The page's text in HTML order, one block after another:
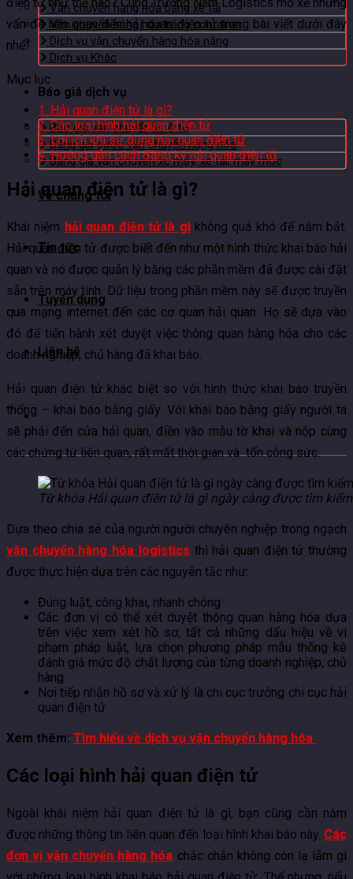
Vận chuyển hàng hóa bằng xe tải
Vận chuyển hàng hóa bằng container
Dịch vụ vận chuyển hàng hóa nặng
Dịch vụ Khác
Báo giá dịch vụ
Báo giá vận chuyển xe ô tô
Bảng giá cước vận chuyển hàng hóa
Bảng giá vận chuyển xe máy, xe tải, máy móc
Về chúng tôi
Tin tức
Tuyển dụng
Liên hệ
vấn đề liên quan đến hải quan điện tử trong bài viết dưới đây
nhé!
Mục lục
1. Hải quan điện tử là gì?
2.Các loại hình hải quan điện tử
3.Lợi ích khi sử dụng hải quan điện tử
4.Hướng dẫn cách đăng ký hải quan điện tử
Hải quan điện tử là gì?
Khái niệm hải quan điện tử là gìkhông quá khó để nắm bắt.
Hải quan điện tử được biết đến như một hình thức khai báo hải
quan và nó được quản lý bằng các phần mềm đã được cài đặt
sẵn trên máy tính. Dữ liệu trong phần mềm này sẽ được truyền
qua mạng internet đến các cơ quan hải quan. Họ sẽ dựa vào
đó để tiến hành xét duyệt việc thông quan hàng hóa cho các
doanh nghiệp, chủ hàng đã khai báo.
Hải quan điện tử khác biệt so với hình thức khai báo truyền
thống – khai báo bằng giấy. Với khai báo bằng giấy người ta
sẽ phải đến cửa hải quan, điền vào mẫu tờ khai và nộp cùng
các chứng từ liên quan, rất mất thời gian và tốn công sức.
Từ khóa Hải quan điện tử là gì ngày càng được tìm
Dựa theo chia sẻ của người người chuyên nghiệp trong ngạch
vận chuyển hàng hóa logistics thì hải quan điện tử thường
được thực hiện dựa trên các nguyên tắc như:
Đúng luật, công khai, nhanh chóng
Các đơn vị có thể xét duyệt thông quan hàng hóa dựa
trên việc xem xét hồ sơ, tất cả những dấu hiệu về vi
phạm pháp luật, lựa chọn phương pháp mẫu thống kê
đánh giá mức độ chất lượng của từng doanh nghiệp, chủ
hàng
Nơi tiếp nhận hồ sơ và xử lý là chi cục trưởng chi cục hải
quan điện tử
Xem thêm: Tìm hiểu về dịch vụ vận chuyển hàng hóa
Các loại hình hải quan điện tử
Ngoài khái niệm hải quan điện tử là gì, bạn cũng cần nắm
được những thông tin liên quan đến loại hình khai báo này. Các
đơn vị vận chuyển hàng hóa chắc chắn không còn lạ lẫm gì